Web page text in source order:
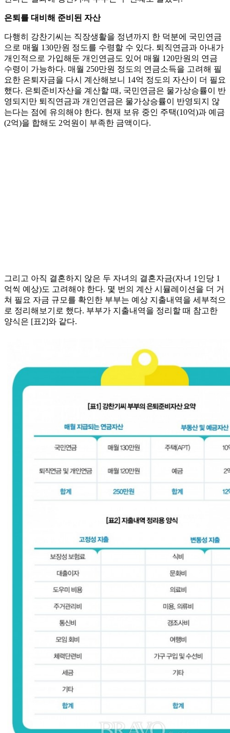
은퇴를 대비해 준비된 자산
다행히 강찬기씨는 직장생활을 정년까지 한 덕분에 국민연금
으로 매월 130만원 정도를 수령할 수 있다. 퇴직연금과 아내가
개인적으로 가입해둔 개인연금도 있어 매월 120만원의 연금
수령이 가능하다. 매월 250만원 정도의 연금소득을 고려해 필
요한 은퇴자금을 다시 계산해보니 14억 정도의 자산이 더 필요
했다. 은퇴준비자산을 계산할 때, 국민연금은 물가상승률이 반
영되지만 퇴직연금과 개인연금은 물가상승률이 반영되지 않
는다는 점에 유의해야 한다. 현재 보유 중인 주택(10억)과 예금
(2억)을 합해도 2억원이 부족한 금액이다.
그리고 아직 결혼하지 않은 두 자녀의 결혼자금(자녀 1인당 1
억씩 예상)도 고려해야 한다. 몇 번의 계산 시뮬레이션을 더 거
쳐 필요 자금 규모를 확인한 부부는 예상 지출내역을 세부적으
로 정리해보기로 했다. 부부가 지출내역을 정리할 때 참고한
양식은 [표2]와 같다.